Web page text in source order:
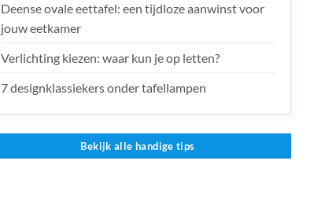
Deense ovale eettafel: een tijdloze aanwinst voor
jouw eetkamer
Verlichting kiezen: waar kun je op letten?
7 designklassiekers onder tafellampen
Bekijk alle handige tips